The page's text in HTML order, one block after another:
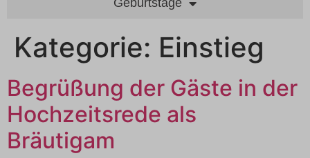
Geburtstage
Kategorie: Einstieg
Begrüßung der Gäste in der
Hochzeitsrede als
Bräutigam